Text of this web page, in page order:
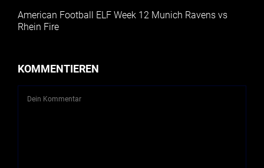
American Football ELF Week 12 Munich Ravens vs
Rhein Fire
KOMMENTIEREN